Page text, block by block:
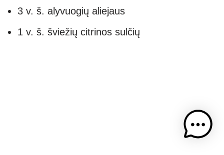
3 v. š. alyvuogių aliejaus
1 v. š. šviežių citrinos sulčių